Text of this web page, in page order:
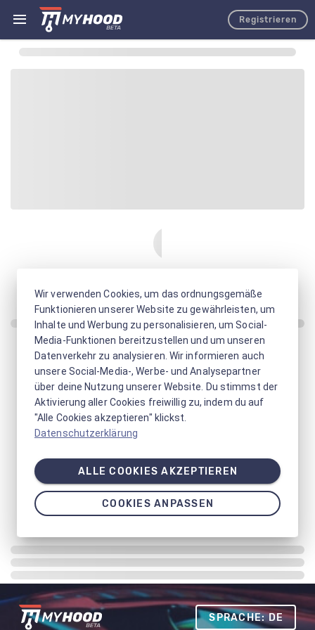
Registrieren
SPRACHE: DE
Wir verwenden Cookies, um das ordnungsgemäße
Funktionieren unserer Website zu gewährleisten, um
Inhalte und Werbung zu personalisieren, um Social-
Media-Funktionen bereitzustellen und um unseren
Datenverkehr zu analysieren. Wir informieren auch
unsere Social-Media-, Werbe- und Analysepartner
über deine Nutzung unserer Website. Du stimmst der
Aktivierung aller Cookies freiwillig zu, indem du auf
"Alle Cookies akzeptieren" klickst.
Datenschutzerklärung
ALLE COOKIES AKZEPTIEREN
COOKIES ANPASSEN